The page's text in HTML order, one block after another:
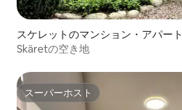
スケレットのマンション・アパート
Skäretの空き地
スーパーホスト
スーパーホスト